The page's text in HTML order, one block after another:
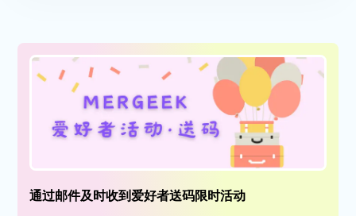
通过邮件及时收到爱好者送码限时活动